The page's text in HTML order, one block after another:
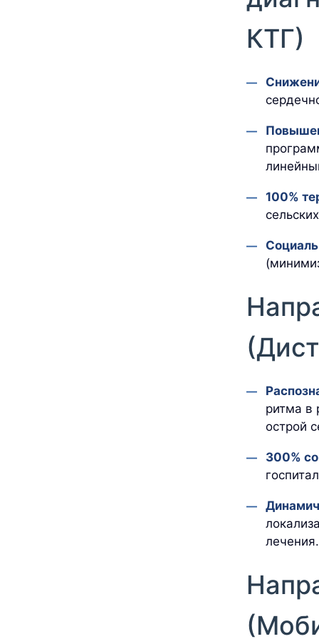
КТГ)
100%
ритма в
острой
300%
лечения.